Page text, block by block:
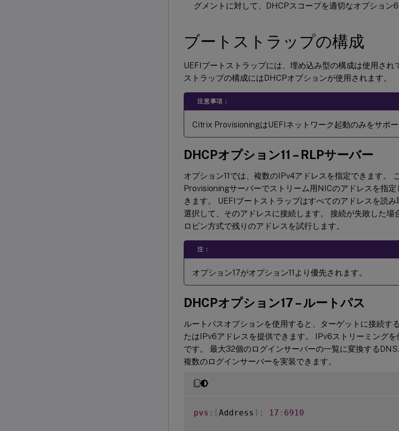
グメントに対して、DHCPスコープを適切なオプション
ブートストラップの構成
UEFIブートストラップには、埋め込み型の構成は使用され
ストラップの構成にはDHCPオプションが使用されます。
注意事項：
Citrix ProvisioningはUEFIネットワーク起動のみをサポー
DHCPオプション11 – RLPサーバー
オプション11では、複数のIPv4アドレスを指定できます。
Provisioningサーバーでストリーム用NICのアドレスを指
きます。 UEFIブートストラップはすべてのアドレスを読
選択して、そのアドレスに接続します。 接続が失敗した場
ロビン方式で残りのアドレスを試行します。
注：
オプション17がオプション11より優先されます。
DHCPオプション17 – ルートパス
ルートパスオプションを使用すると、ターゲットに接続す
たはIPv6アドレスを提供できます。 IPv6ストリーミング
です。 最大32個のログインサーバーの一覧に変換するDNS
複数のログインサーバーを実装できます。
pvs : [Address ] : 17 : 6910